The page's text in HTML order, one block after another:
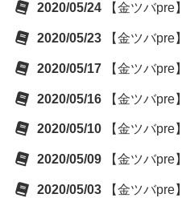
2020/05/24 【金ツバpre】
2020/05/23 【金ツバpre】
2020/05/17 【金ツバpre】
2020/05/16 【金ツバpre】
2020/05/10 【金ツバpre】
2020/05/09 【金ツバpre】
2020/05/03 【金ツバpre】